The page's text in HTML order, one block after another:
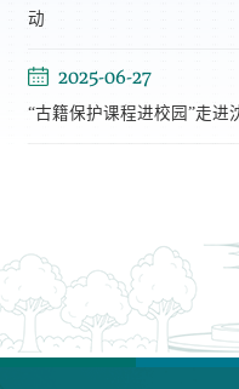
动
2025-06-27
“古籍保护课程进校园”走进